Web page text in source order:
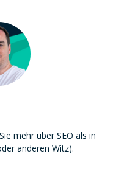
mehr über SEO als in
anderen Witz).